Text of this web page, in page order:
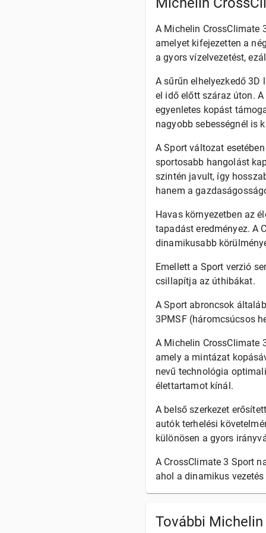
A Michelin CrossClimate
amelyet kifejezetten a
a gyors vízelvezetést,
A sűrűn elhelyezkedő
el idő előtt száraz úton.
egyenletes kopást
nagyobb sebességnél is
A Sport változat
sportosabb hangolást
szintén javult, így
hanem a
Havas környezetben az
tapadást eredményez. A
dinamikusabb
Emellett a Sport verzió
csillapítja az úthibákat.
A Sport abroncsok
3PMSF (háromcsúcsos
A Michelin CrossClimate
amely a mintázat
nevű technológia
élettartamot kínál.
A belső szerkezet
autók terhelési
különösen a gyors
A CrossClimate 3 Sport
ahol a dinamikus
További